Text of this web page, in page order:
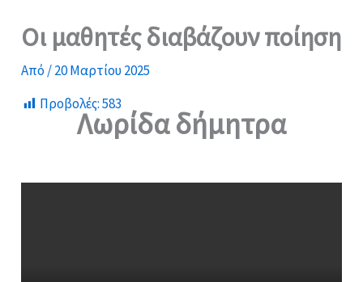
Οι μαθητές διαβάζουν ποίηση
Από/20 Μαρτίου 2025
Προβολές:583
Λωρίδα δήμητρα